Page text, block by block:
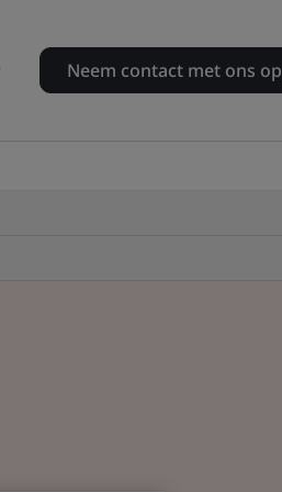
Neem contact met ons op